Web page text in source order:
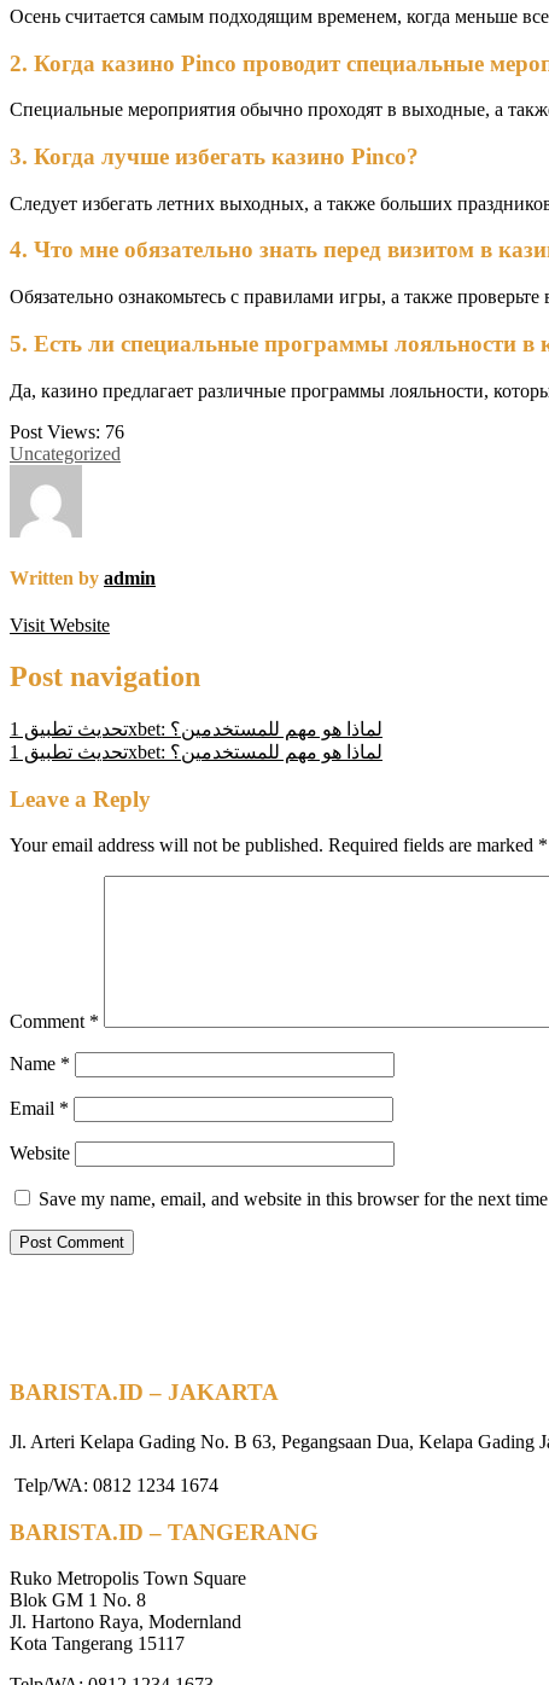
Осень считается самым подходящим временем, когда меньше
2. Когда казино Pinco проводит специальные
Специальные мероприятия обычно проходят в выходные, а
3. Когда лучше избегать казино Pinco?
Следует избегать летних выходных, а также больших
4. Что мне обязательно знать перед визитом в
Обязательно ознакомьтесь с правилами игры, а также
5. Есть ли специальные программы лояльности в
Да, казино предлагает различные программы лояльности,
Post Views: 76
Uncategorized
Written by admin
Visit Website
Post navigation
تحديث تطبيق 1xbet: لماذا هو مهم للمستخدمين؟
تحديث تطبيق 1xbet: لماذا هو مهم للمستخدمين؟
Leave a Reply
Your email address will not be published. Required fields are marked *
Comment *
Name *
Email *
Website
Save my name, email, and website in this browser for the next
BARISTA.ID – JAKARTA
Jl. Arteri Kelapa Gading No. B 63, Pegangsaan Dua, Kelapa Gading
Telp/WA: 0812 1234 1674
BARISTA.ID – TANGERANG
Ruko Metropolis Town Square
Blok GM 1 No. 8
Jl. Hartono Raya, Modernland
Kota Tangerang 15117